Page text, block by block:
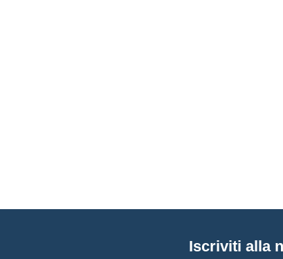
Iscriviti alla